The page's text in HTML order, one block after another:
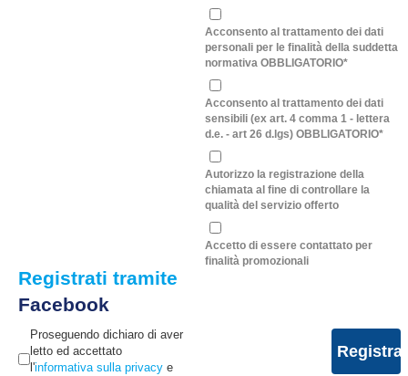
Acconsento al trattamento dei dati
personali per le finalità della suddetta
normativa OBBLIGATORIO*
Acconsento al trattamento dei dati
sensibili (ex art. 4 comma 1 - lettera
d.e. - art 26 d.lgs) OBBLIGATORIO*
Autorizzo la registrazione della
chiamata al fine di controllare la
qualità del servizio offerto
Accetto di essere contattato per
finalità promozionali
Registrati tramite
Facebook
Proseguendo dichiaro di aver
letto ed accettato
l'informativa sulla privacy e